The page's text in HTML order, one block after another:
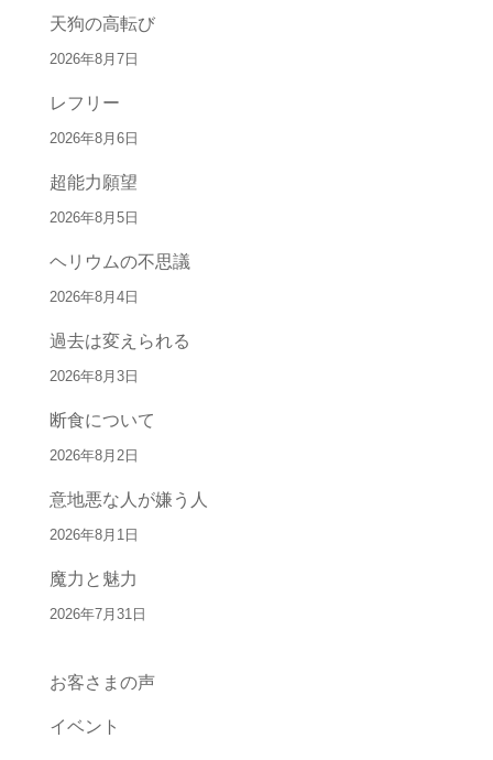
天狗の高転び
2026年8月7日
レフリー
2026年8月6日
超能力願望
2026年8月5日
ヘリウムの不思議
2026年8月4日
過去は変えられる
2026年8月3日
断食について
2026年8月2日
意地悪な人が嫌う人
2026年8月1日
魔力と魅力
2026年7月31日
お客さまの声
イベント